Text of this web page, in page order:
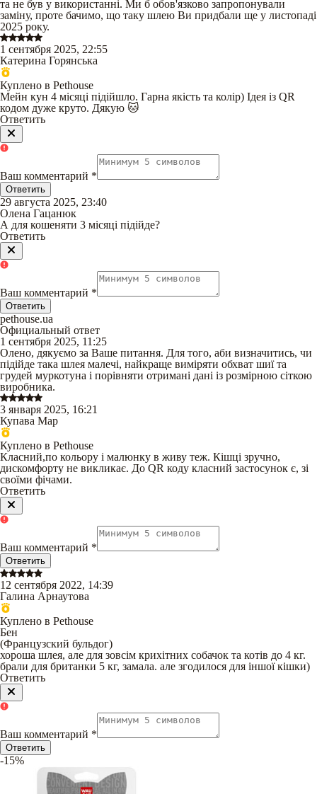
та не був у використанні. Ми б обов'язково запропонували
заміну, проте бачимо, що таку шлею Ви придбали ще у листопаді
2025 року.
1 сентября 2025, 22:55
Катерина Горянська
Куплено в Pethouse
Мейн кун 4 місяці підійшло. Гарна якість та колір) Ідея із QR
кодом дуже круто. Дякую 🐱
Ответить
Ваш комментарий *
Ответить
29 августа 2025, 23:40
Олена Гацанюк
А для кошеняти 3 місяці підійде?
Ответить
Ваш комментарий *
Ответить
pethouse.ua
Официальный ответ
1 сентября 2025, 11:25
Олено, дякуємо за Ваше питання. Для того, аби визначитись, чи
підійде така шлея малечі, найкраще виміряти обхват шиї та
грудей муркотуна і порівняти отримані дані із розмірною сіткою
виробника.
3 января 2025, 16:21
Купава Мар
Куплено в Pethouse
Класний,по кольору і малюнку в живу теж. Кішці зручно,
дискомфорту не викликає. До QR коду класний застосунок є, зі
своїми фічами.
Ответить
Ваш комментарий *
Ответить
12 сентября 2022, 14:39
Галина Арнаутова
Куплено в Pethouse
Бен
(Французский бульдог)
хороша шлея, але для зовсім крихітних собачок та котів до 4 кг.
брали для британки 5 кг, замала. але згодилося для іншої кішки)
Ответить
Ваш комментарий *
Ответить
-15%